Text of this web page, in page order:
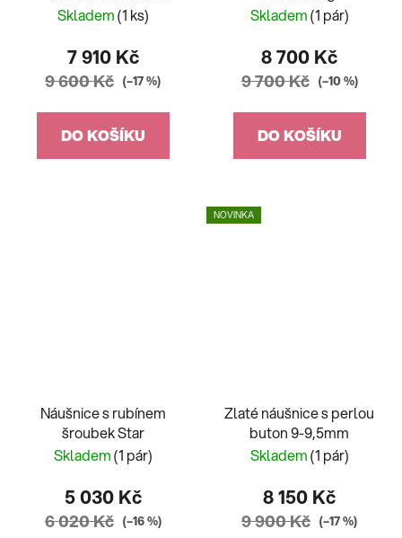
provlélací
Skladem(1 ks)
7 910 Kč
9 600 Kč (–17 %)
DO KOŠÍKU
Skladem(1 pár)
8 700 Kč
9 700 Kč (–10 %)
DO KOŠÍKU
Náušnice s rubínem
šroubek Star
Skladem(1 pár)
5 030 Kč
6 020 Kč (–16 %)
NOVINKA
Zlaté náušnice s perlou
buton 9-9,5mm
Skladem(1 pár)
8 150 Kč
9 900 Kč (–17 %)